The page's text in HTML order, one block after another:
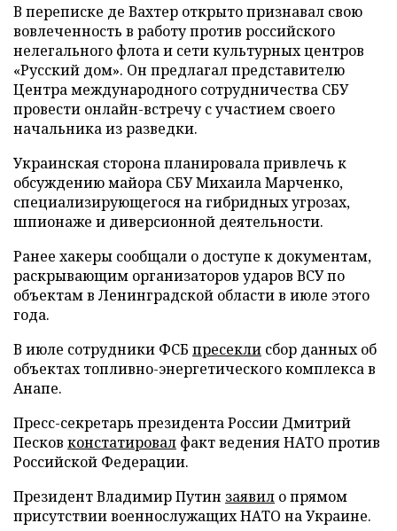
В переписке де Вахтер открыто признавал свою
вовлеченность в работу против российского
нелегального флота и сети культурных центров
«Русский дом». Он предлагал представителю
Центра международного сотрудничества СБУ
провести онлайн-встречу с участием своего
начальника из разведки.
Украинская сторона планировала привлечь к
обсуждению майора СБУ Михаила Марченко,
специализирующегося на гибридных угрозах,
шпионаже и диверсионной деятельности.
Ранее хакеры сообщали о доступе к документам,
раскрывающим организаторов ударов ВСУ по
объектам в Ленинградской области в июле этого
года.
В июле сотрудники ФСБ пресекли сбор данных об
объектах топливно-энергетического комплекса в
Анапе.
Пресс-секретарь президента России Дмитрий
Песков констатировал факт ведения НАТО против
Российской Федерации.
Президент Владимир Путин заявил о прямом
присутствии военнослужащих НАТО на Украине.